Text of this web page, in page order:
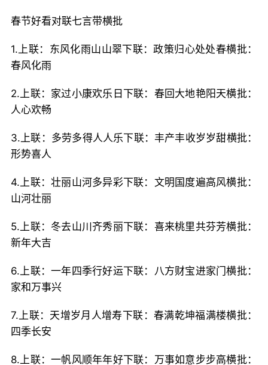
春节好看对联七言带横批
1.上联：东风化雨山山翠下联：政策归心处处春横批：
春风化雨
2.上联：家过小康欢乐日下联：春回大地艳阳天横批：
人心欢畅
3.上联：多劳多得人人乐下联：丰产丰收岁岁甜横批：
形势喜人
4.上联：壮丽山河多异彩下联：文明国度遍高风横批：
山河壮丽
5.上联：冬去山川齐秀丽下联：喜来桃里共芬芳横批：
新年大吉
6.上联：一年四季行好运下联：八方财宝进家门横批：
家和万事兴
7.上联：天增岁月人增寿下联：春满乾坤福满楼横批：
四季长安
8.上联：一帆风顺年年好下联：万事如意步步高横批：